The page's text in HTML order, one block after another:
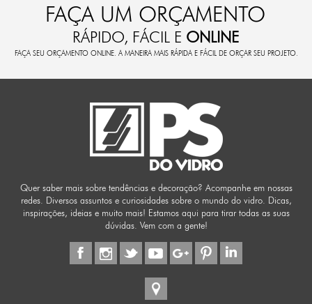
FAÇA UM ORÇAMENTO
RÁPIDO, FÁCIL E ONLINE
FAÇA SEU ORÇAMENTO ONLINE. A MANEIRA MAIS RÁPIDA E FÁCIL DE ORÇAR SEU PROJETO.
Quer saber mais sobre tendências e decoração? Acompanhe em nossas
redes. Diversos assuntos e curiosidades sobre o mundo do vidro. Dicas,
inspirações, ideias e muito mais! Estamos aqui para tirar todas as suas
dúvidas. Vem com a gente!